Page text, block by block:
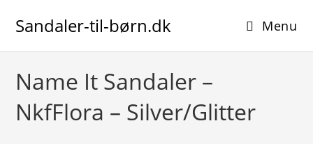
Sandaler-til-børn.dk Menu
Name It Sandaler –
NkfFlora – Silver/Glitter